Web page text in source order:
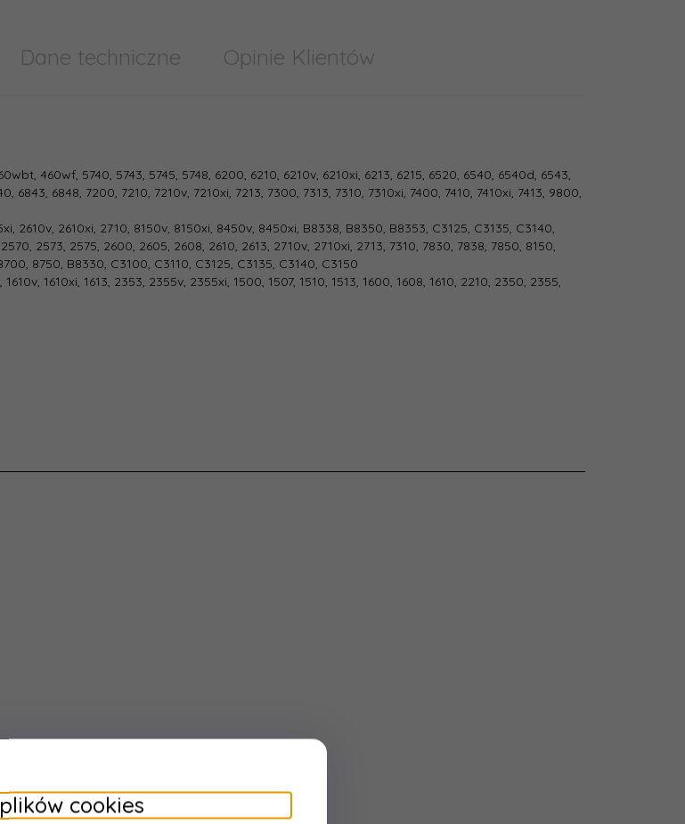
Dane techniczne Opinie Klientów
460wf, 5740, 5743, 5745, 5748, 6200, 6210, 6210v, 6210xi, 6213, 6215, 6520, 6540, 6540d, 6543,
6843, 6848, 7200, 7210, 7210v, 7210xi, 7213, 7300, 7313, 7310, 7310xi, 7400, 7410, 7410xi, 7413, 9800,
2610v, 2610xi, 2710, 8150v, 8150xi, 8450v, 8450xi, B8338, B8350, B8353, C3125, C3135, C3140,
2573, 2575, 2600, 2605, 2608, 2610, 2613, 2710v, 2710xi, 2713, 7310, 7830, 7838, 7850, 8150,
8750, B8330, C3100, C3110, C3125, C3135, C3140, C3150
1610v, 1610xi, 1613, 2353, 2355v, 2355xi, 1500, 1507, 1510, 1513, 1600, 1608, 1610, 2210, 2350, 2355,
cookies